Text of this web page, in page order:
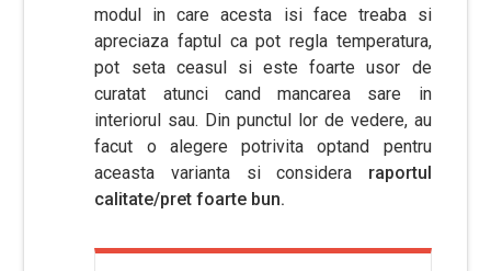
modul in care acesta isi face treaba si
apreciaza faptul ca pot regla temperatura,
pot seta ceasul si este foarte usor de
curatat atunci cand mancarea sare in
interiorul sau. Din punctul lor de vedere, au
facut o alegere potrivita optand pentru
aceasta varianta si considera raportul
calitate/pret foarte bun.